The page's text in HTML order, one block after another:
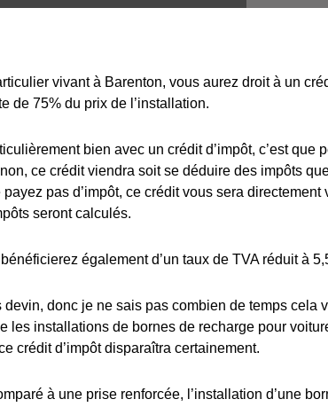
vivant à Barenton, vous aurez droit à un
de 75% du prix de l’installation.
bien avec un crédit d’impôt, c’est que
ce crédit viendra soit se déduire des impôts
pas d’impôt, ce crédit vous sera
seront calculés.
également d’un taux de TVA réduit à
devin, donc je ne sais pas combien de temps cela
les installations de bornes de recharge pour
crédit d’impôt disparaîtra certainement.
à une prise renforcée, l’installation d’une